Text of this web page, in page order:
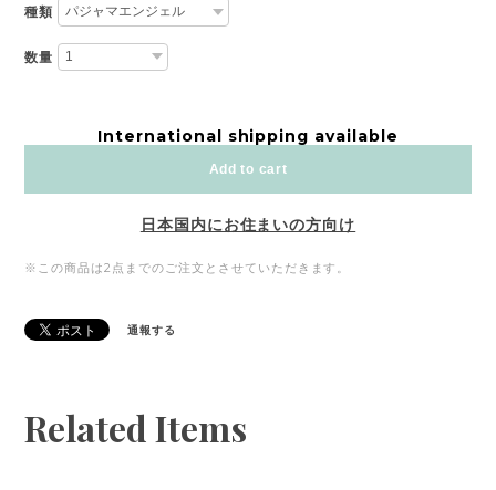
種類
数量
International shipping available
Add to cart
日本国内にお住まいの方向け
※この商品は2点までのご注文とさせていただきます。
通報する
Related Items